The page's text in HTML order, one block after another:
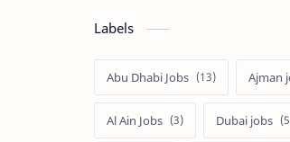
Labels
Abu Dhabi Jobs Ajman
Al Ain Jobs Dubai jobs